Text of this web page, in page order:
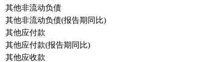
其他非流动负债
其他非流动负债(报告期同比)
其他应付款
其他应付款(报告期同比)
其他应收款